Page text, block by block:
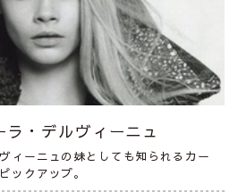
・デルヴィーニュ
ィーニュの妹としても知られるカー
ックアップ。